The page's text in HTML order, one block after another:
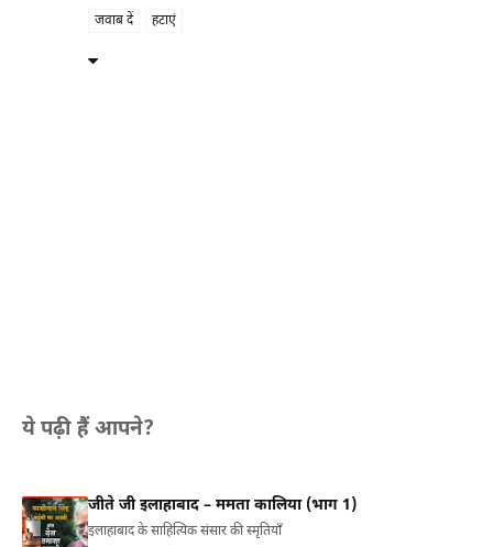
जवाब दें हटाएं
ये पढ़ी हैं आपने?
जीते जी इलाहाबाद – ममता कालिया (भाग 1)
इलाहाबाद के साहित्यिक संसार की स्मृतियाँ